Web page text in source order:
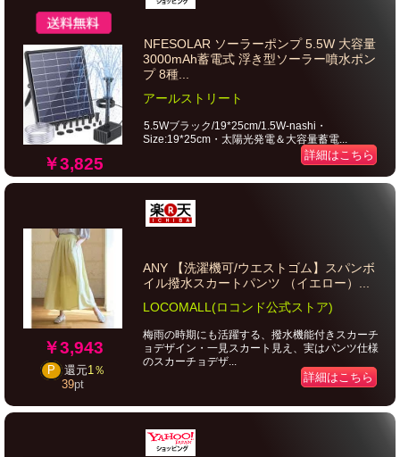
￥3,825
NFESOLAR ソーラーポンプ 5.5W 大容量
3000mAh蓄電式 浮き型ソーラー噴水ポン
プ 8種...
アールストリート
5.5Wブラック/19*25cm/1.5W-nashi・
Size:19*25cm・太陽光発電＆大容量蓄電...
詳細はこちら
￥3,943
P 還元1％
39pt
ANY 【洗濯機可/ウエストゴム】スパンボ
イル撥水スカートパンツ （イエロー）...
LOCOMALL(ロコンド公式ストア)
梅雨の時期にも活躍する、撥水機能付きスカーチ
ョデザイン・一見スカート見え、実はパンツ仕様
のスカーチョデザ...
詳細はこちら